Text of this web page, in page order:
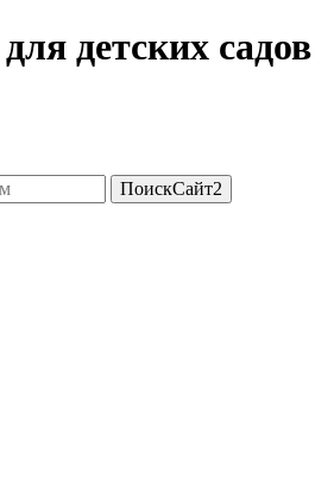
детских садов
ПоискСайт2